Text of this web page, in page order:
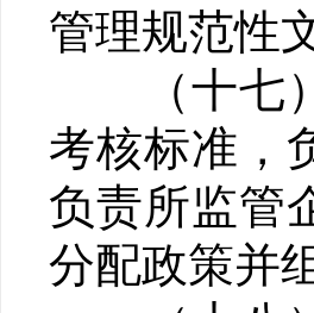
管理规范性
（十七）
考核标准，
负责所监管
分配政策并